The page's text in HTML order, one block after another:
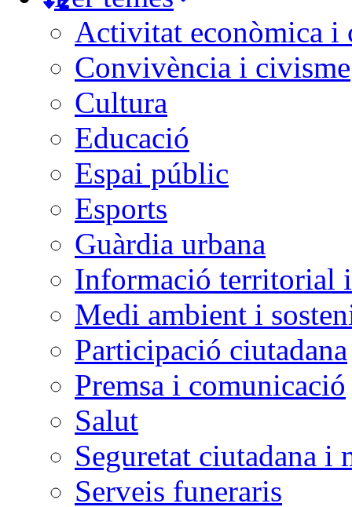
Activitat econòmica i
Convivència i civisme
Cultura
Educació
Espai públic
Esports
Guàrdia urbana
Informació territorial
Medi ambient i
Participació ciutadana
Premsa i comunicació
Salut
Seguretat ciutadana i
Serveis funeraris